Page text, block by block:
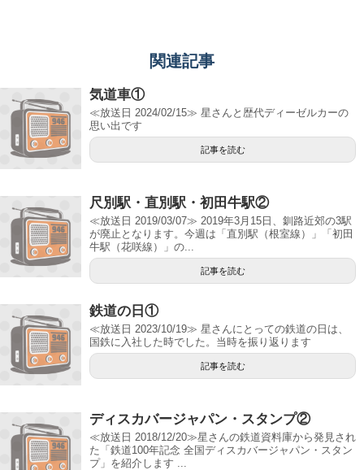
関連記事
気道車①
≪放送日 2024/02/15≫ 星さんと歴代ディーゼルカーの
思い出です
記事を読む
尺別駅・直別駅・初田牛駅②
≪放送日 2019/03/07≫ 2019年3月15日、釧路近郊の3駅
が廃止となります。今週は「直別駅（根室線）」「初田
牛駅（花咲線）」の...
記事を読む
鉄道の日①
≪放送日 2023/10/19≫ 星さんにとっての鉄道の日は、
国鉄に入社した時でした。当時を振り返ります
記事を読む
ディスカバージャパン・スタンプ②
≪放送日 2018/12/20≫星さんの鉄道資料庫から発見され
た「鉄道100年記念 全国ディスカバージャパン・スタン
プ」を紹介します ...